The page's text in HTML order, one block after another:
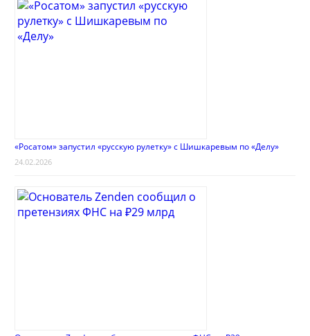
«Росатом» запустил «русскую рулетку» с Шишкаревым по «Делу»
24.02.2026